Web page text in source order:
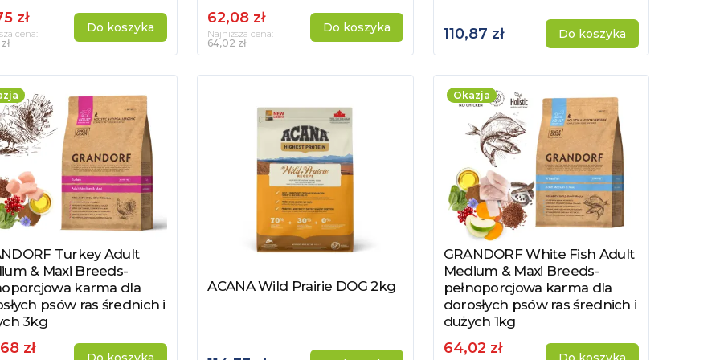
zł
cena: Do koszyka
62,08 zł
Najniższa cena:
64,02 zł
Do koszyka 110,87 zł Do koszyka
produktTurkey Adult
& Maxi Breeds-
karma dla
psów ras średnich i
3kg
zł
Zobacz produkt
ACANA Wild Prairie DOG 2kg
Okazja
Zobacz produkt
GRANDORF White Fish Adult
Medium & Maxi Breeds-
pełnoporcjowa karma dla
dorosłych psów ras średnich i
dużych 1kg
64,02 zł